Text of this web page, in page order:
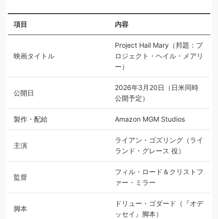
項目 内容
映画タイトル
Project Hail Mary（邦題：プ
ロジェクト・ヘイル・メアリ
ー）
公開日
2026年3月20日（日米同時
公開予定）
製作・配給 Amazon MGM Studios
主演
ライアン・ゴズリング（ライ
ランド・グレース 役）
監督
フィル・ロード＆クリストフ
ァー・ミラー
脚本
ドリュー・ゴダード（『オデ
ッセイ』脚本）